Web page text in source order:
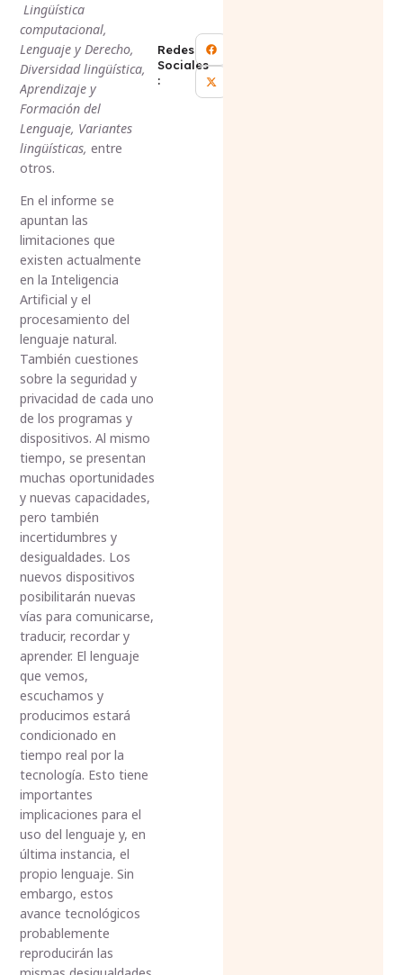
Lingüística
computacional,
Lenguaje y Derecho,
Diversidad lingüística,
Aprendizaje y
Formación del
Lenguaje, Variantes
lingüísticas, entre
otros.
En el informe se
apuntan las
limitaciones que
existen actualmente
en la Inteligencia
Artificial y el
procesamiento del
lenguaje natural.
También cuestiones
sobre la seguridad y
privacidad de cada uno
de los programas y
dispositivos. Al mismo
tiempo, se presentan
muchas oportunidades
y nuevas capacidades,
pero también
incertidumbres y
desigualdades. Los
nuevos dispositivos
posibilitarán nuevas
vías para comunicarse,
traducir, recordar y
aprender. El lenguaje
que vemos,
escuchamos y
producimos estará
condicionado en
tiempo real por la
tecnología. Esto tiene
importantes
implicaciones para el
uso del lenguaje y, en
última instancia, el
propio lenguaje. Sin
embargo, estos
avance tecnológicos
probablemente
reproducirán las
Redes
Sociales
: